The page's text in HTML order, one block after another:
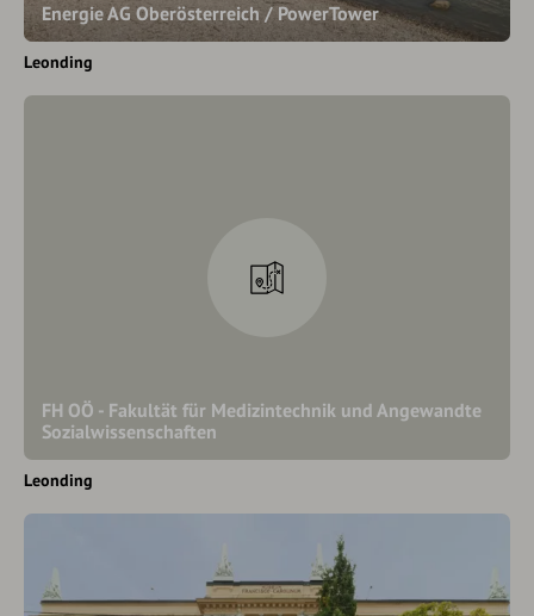
Energie AG Oberösterreich / PowerTower
Leonding
FH OÖ - Fakultät für Medizintechnik und Angewandte
Sozialwissenschaften
Leonding